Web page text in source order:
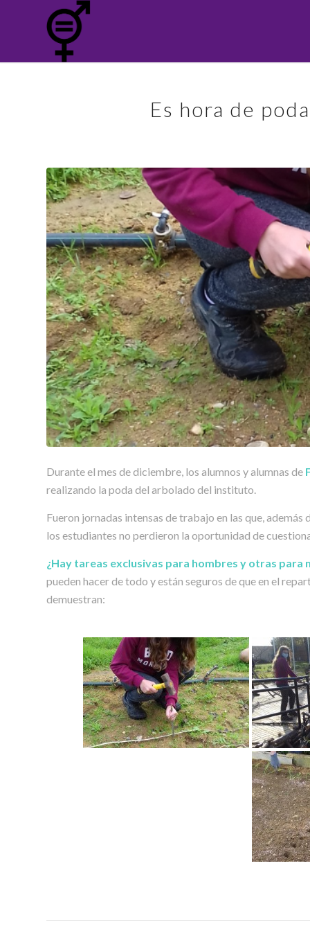
Es hora de
Durante el mes de diciembre, los alumnos y alumnas de
realizando la poda del arbolado del instituto.
Fueron jornadas intensas de trabajo en las que, además
los estudiantes no perdieron la oportunidad de
¿Hay tareas exclusivas para hombres y otras para
pueden hacer de todo y están seguros de que en el
demuestran: